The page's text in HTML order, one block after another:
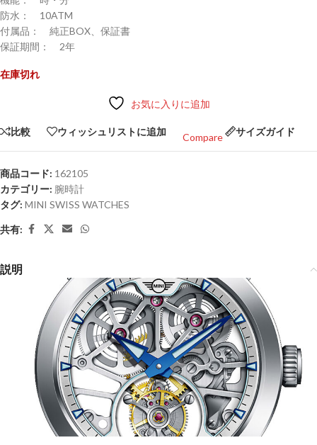
防水： 10ATM
付属品： 純正BOX、保証書
保証期間： 2年
在庫切れ
お気に入りに追加
比較 ウィッシュリストに追加
Compare
サイズガイド
商品コード: 162105
カテゴリー: 腕時計
タグ: MINI SWISS WATCHES
共有:
説明